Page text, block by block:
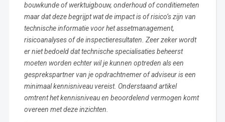
bouwkunde of werktuigbouw, onderhoud of conditiemeten
maar dat deze begrijpt wat de impact is of risico’s zijn van
technische informatie voor het assetmanagement,
risicoanalyses of de inspectieresultaten. Zeer zeker wordt
er niet bedoeld dat technische specialisaties beheerst
moeten worden echter wil je kunnen optreden als een
gesprekspartner van je opdrachtnemer of adviseur is een
minimaal kennisniveau vereist. Onderstaand artikel
omtrent het kennisniveau en beoordelend vermogen komt
overeen met deze inzichten.